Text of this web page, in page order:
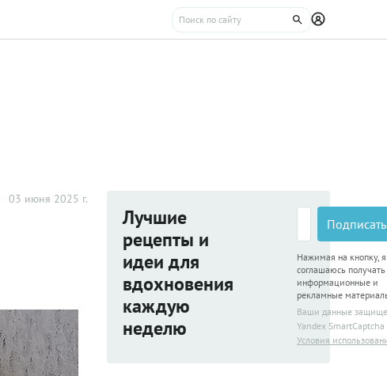
03 июня 2025 г.
Лучшие
рецепты и
идеи для
вдохновения
каждую
неделю
Нажимая на кнопку, я
соглашаюсь получать
информационные и
рекламные
Ваши данные
Yandex SmartCaptcha
Условия